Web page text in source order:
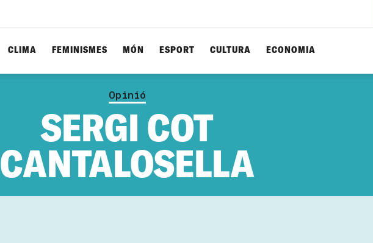
CLIMA FEMINISMES MÓN ESPORT CULTURA ECONOMIA
Opinió
SERGI COT
CANTALOSELLA